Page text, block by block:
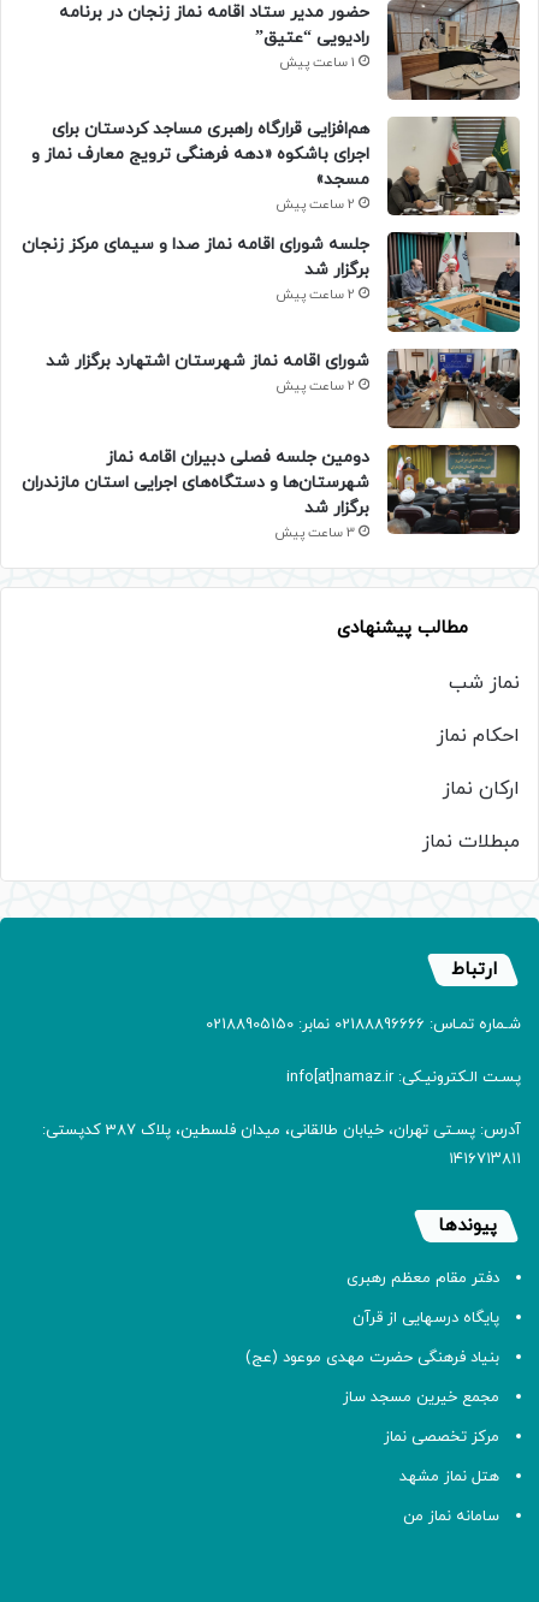
حضور مدیر ستاد اقامه نماز زنجان در برنامه
رادیویی “عتیق”
1 ساعت پیش
هم‌افزایی قرارگاه راهبری مساجد کردستان برای
اجرای باشکوه «دهه فرهنگی ترویج معارف نماز و
مسجد»
2 ساعت پیش
جلسه شورای اقامه نماز صدا و سیمای مرکز زنجان
برگزار شد
2 ساعت پیش
شورای اقامه نماز شهرستان اشتهارد برگزار شد
2 ساعت پیش
دومین جلسه فصلی دبیران اقامه نماز
شهرستان‌ها و دستگاه‌های اجرایی استان مازندران
برگزار شد
3 ساعت پیش
مطالب پیشنهادی
نماز شب
احکام نماز
ارکان نماز
مبطلات نماز
ارتباط
شـماره تمـاس: 02188896666 نمابر: 02188905150
پسـت الـکترونیـکی: info[at]namaz.ir
آدرس: پسـتی تهران، خیابان طالقانی، میدان فلسطین، پلاک 387 کدپستی:
۱۴۱۶۷۱۳۸۱۱
پیوندها
دفتر مقام معظم رهبری
پایگاه درسهایی از قرآن
بنیاد فرهنگی حضرت مهدی موعود (عج)
مجمع خیرین مسجد ساز
مرکز تخصصی نماز
هتل نماز مشهد
سامانه نماز من